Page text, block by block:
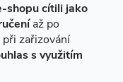
shopu cítili jako
až po
při zařizování
s využitím